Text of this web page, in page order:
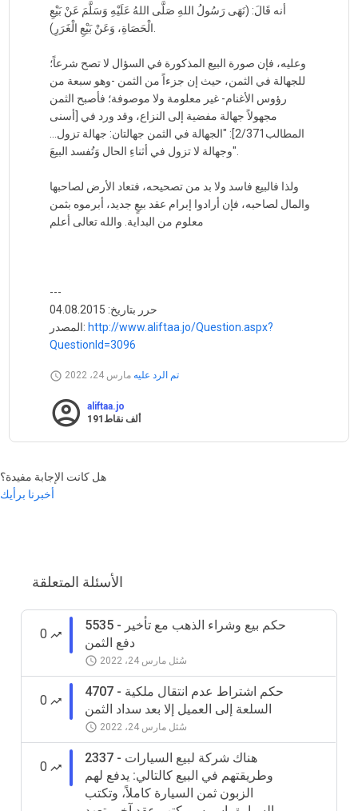
أنه قَالَ: (نَهَى رَسُولُ اللهِ صَلَّى اللهُ عَلَيْهِ وَسَلَّمَ عَنْ بَيْعِ
وعليه، فإن صورة البيع المذكورة في السؤال لا تصح شرعاً؛
للجهالة في الثمن، حيث إن جزءاً من الثمن -وهو سبعة من
رؤوس الأغنام- غير معلومة ولا موصوفة؛ فأصبح الثمن
مجهولاً جهالة مفضية إلى النزاع، وقد ورد في [أسنى
المطالب2/371]: "الجهالة في الثمن جهالتان: جهالة تزول...
وجهالة لا تزول في أثناءِ الحال وَتُفسد البيعَ".
ولذا فالبيع فاسد ولا بد من تصحيحه، فتعاد الأرض لصاحبها
والمال لصاحبه، فإن أرادوا إبرام عقد بيعٍ جديد، أبرموه بثمن
معلوم من البداية. والله تعالى أعلم
---
حرر بتاريخ: 04.08.2015
المصدر: http://www.aliftaa.jo/Question.aspx?
QuestionId=3096
تم الرد عليه مارس 24، 2022
aliftaa.jo
191ألفنقاط
هل كانت الإجابة مفيدة؟
أخبرنا برأيك
الأسئلة المتعلقة
0
5535 - حكم بيع وشراء الذهب مع تأخير
دفع الثمن
سُئل مارس 24، 2022
0
4707 - حكم اشتراط عدم انتقال ملكية
السلعة إلى العميل إلا بعد سداد الثمن
سُئل مارس 24، 2022
0
2337 - هناك شركة لبيع السيارات
وطريقتهم في البيع كالتالي: يدفع لهم
الزبون ثمن السيارة كاملاً، وتكتب